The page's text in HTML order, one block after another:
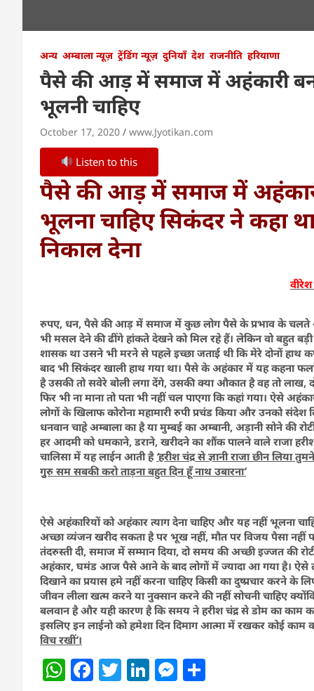
अन्य अम्बाला न्यूज़ ट्रेंडिंग न्यूज़ दुनियाँ देश राजनीति हरियाणा
पैसे की आड़ में समाज में अहंकारी बन
भूलनी चाहिए
October 17, 2020 www.Jyotikan.com
Listen to this
पैसे की आड़ में समाज में
भूलना चाहिए सिकंदर ने कहा
निकाल देना
रुपए, धन, पैसे की आड़ में समाज में कुछ लोग पैसे के प्रभाव के चलते
भी मसल देने की ढींगे हांकते देखने को मिल रहे हैं। लेकिन वो बहुत
शासक था उसने भी मरने से पहले इच्छा जताई थी कि मेरे दोनों हाथ
बाद भी सिकंदर खाली हाथ गया था। पैसे के अहंकार में यह कहना
है उसकी तो सवेरे बोली लगा देंगे, उसकी क्या औकात है वह तो
फिर भी ना माना तो पता भी नहीं चल पाएगा कि कहां गया। ऐसे
लोगों के खिलाफ कोरोना महामारी रुपी प्रचंड किया और उनको संदेश
धनवान चाहे अम्बाला का है या मुम्बई का अम्बानी, अड़ानी सोने की
हर आदमी को धमकाने, डराने, खरीदने का शौंक पालने वाले राजा
चालिसा में यह लाईन आती है ‘हरीश चंद्र से ज्ञानी राजा छीन लिया
गुुरु सम सबकी करो ताड़ना बहुत दिन हूँनाथ उबारना’
ऐसे अहंकारियों को अहंकार त्याग देना चाहिए और यह नहीं भूलना
अच्छा व्यंजन खरीद सकता है पर भूख नहीं, मौत पर विजय पैसा नहीं
तंदरुस्ती दी, समाज में सम्मान दिया, दो समय की अच्छी इज्जत की
अहंकार, घमंड आज पैसे आने के बाद लोगों में ज्यादा आ गया है। ऐसे
दिखाने का प्रयास हमे नहीं करना चाहिए किसी का दुष्प्रचार करने
जीवन लीला खत्म करने या नुक्सान करने की नहीं सोचनी चाहिए
बलवान है और यही कारण है कि समय ने हरीश चंद्र से डोम का काम
इसलिए इन लाईनो को हमेशा दिन दिमाग आत्मा में रखकर कोई काम
विच रखीं’।
W F T Li M